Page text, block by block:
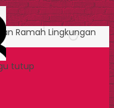
Ramah Lingkungan
tutup